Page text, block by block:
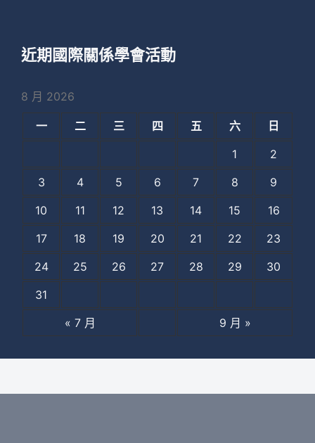
近期國際關係學會活動
8 月 2026
一 二 三 四 五 六
日
1
2
3
4 5 6 7 8
9
10
11 12 13 14 15
16
17
18 19 20 21 22
23
24
25 26 27 28 29
30
31
« 7 月
9 月 »